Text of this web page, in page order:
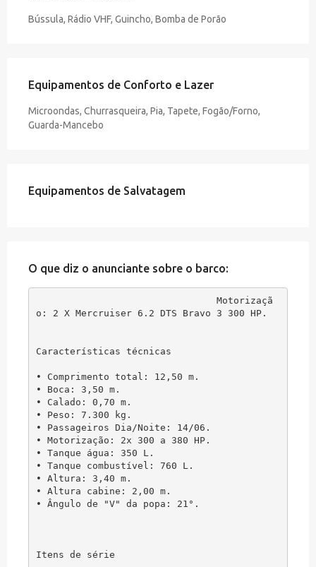
Bússula, Rádio VHF, Guincho, Bomba de Porão
Equipamentos de Conforto e Lazer
Microondas, Churrasqueira, Pia, Tapete, Fogão/Forno,
Guarda-Mancebo
Equipamentos de Salvatagem
O que diz o anunciante sobre o barco:
Motorizaçã
o: 2 X Mercruiser 6.2 DTS Bravo 3 300 HP.
Características técnicas
• Comprimento total: 12,50 m.
• Boca: 3,50 m.
• Calado: 0,70 m.
• Peso: 7.300 kg.
• Passageiros Dia/Noite: 14/06.
• Motorização: 2x 300 a 380 HP.
• Tanque água: 350 L.
• Tanque combustível: 760 L.
• Altura: 3,40 m.
• Altura cabine: 2,00 m.
• Ângulo de "V" da popa: 21°.
Itens de série